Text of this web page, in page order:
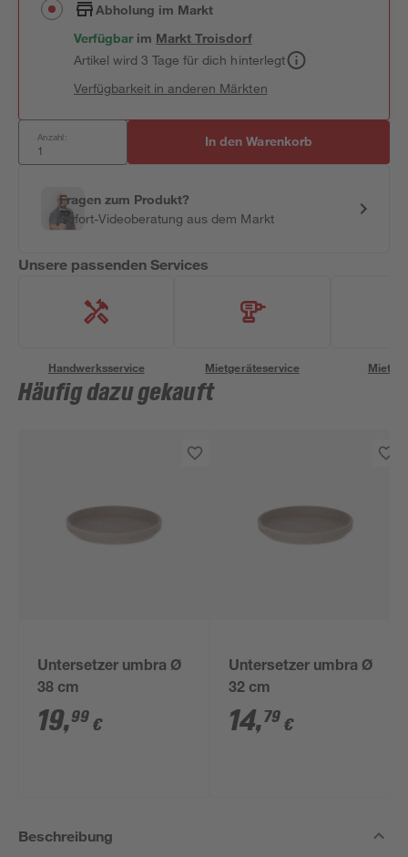
Abholung im Markt
Verfügbar im MarktTroisdorf
Artikel wird 3 Tage für dich hinterlegt
Verfügbarkeit in anderen Märkten
Anzahl: In den Warenkorb
Fragen zum Produkt?
Sofort-Videoberatung aus dem Markt
Unsere passenden Services
Handwerksservice Mietgeräteservice
Häufig dazu gekauft
Untersetzer umbra Ø
38 cm
19,99 €
Untersetzer umbra Ø
32 cm
14,79 €
Beschreibung